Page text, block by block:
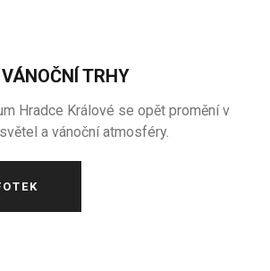
TRHY
Hradce Králové se opět promění v
a vánoční atmosféry.